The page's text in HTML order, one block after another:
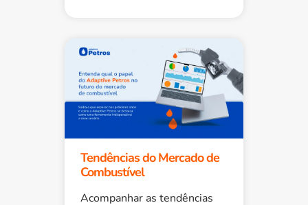
Tendências do Mercado de
Combustível
Acompanhar as tendências